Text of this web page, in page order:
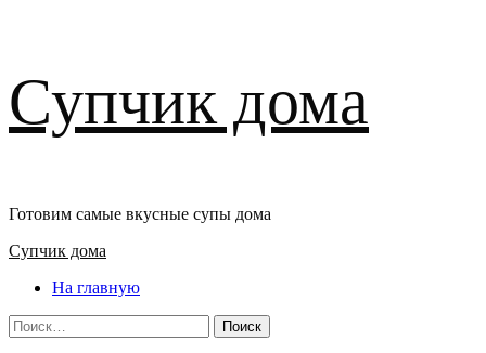
к
содержимому
Супчик дома
Готовим самые вкусные супы дома
Основное
Супчик дома
На главную
Найти: